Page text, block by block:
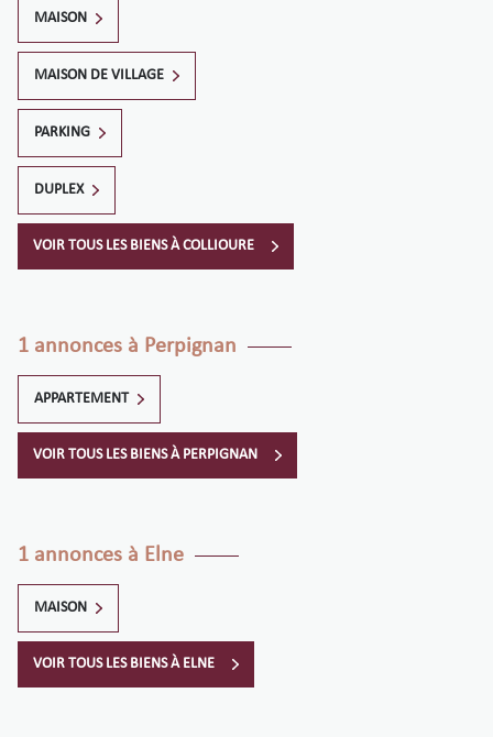
MAISON
MAISON DE VILLAGE
PARKING
DUPLEX
VOIR TOUS LES BIENS À COLLIOURE
1 annonces à Perpignan
APPARTEMENT
VOIR TOUS LES BIENS À PERPIGNAN
1 annonces à Elne
MAISON
VOIR TOUS LES BIENS À ELNE